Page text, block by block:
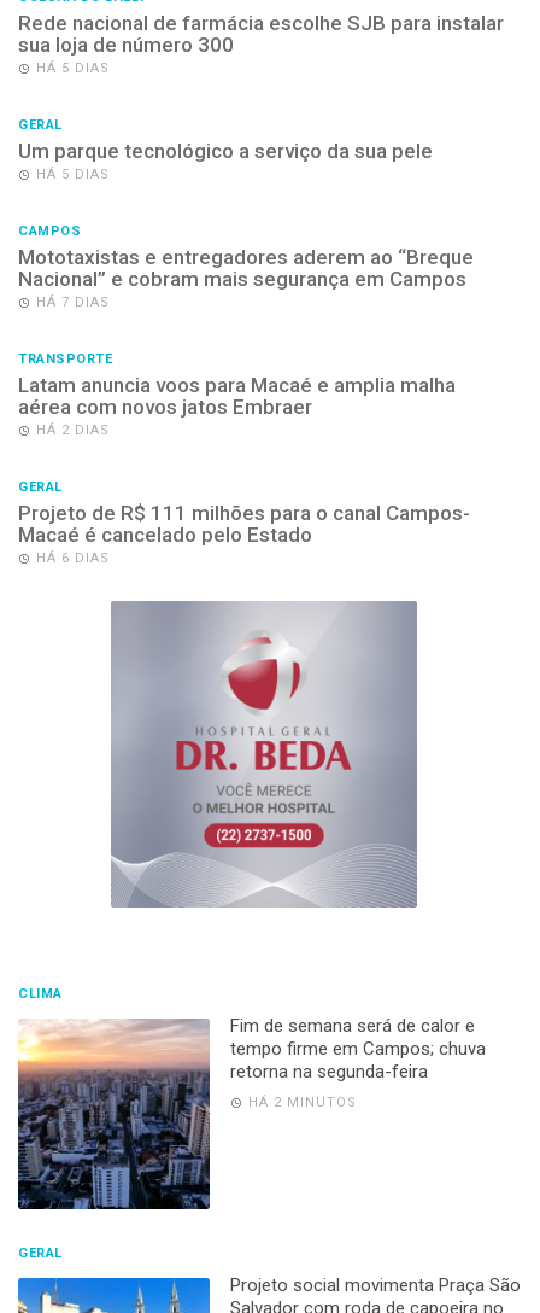
Rede nacional de farmácia escolhe SJB para instalar
sua loja de número 300
HÁ 5 DIAS
GERAL
Um parque tecnológico a serviço da sua pele
HÁ 5 DIAS
CAMPOS
Mototaxistas e entregadores aderem ao “Breque
Nacional” e cobram mais segurança em Campos
HÁ 7 DIAS
TRANSPORTE
Latam anuncia voos para Macaé e amplia malha
aérea com novos jatos Embraer
HÁ 2 DIAS
GERAL
Projeto de R$ 111 milhões para o canal Campos-
Macaé é cancelado pelo Estado
HÁ 6 DIAS
CLIMA
Fim de semana será de calor e
tempo firme em Campos; chuva
retorna na segunda-feira
HÁ 2 MINUTOS
GERAL
Projeto social movimenta Praça São
Salvador com roda de capoeira no